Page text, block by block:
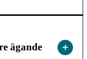
ägande